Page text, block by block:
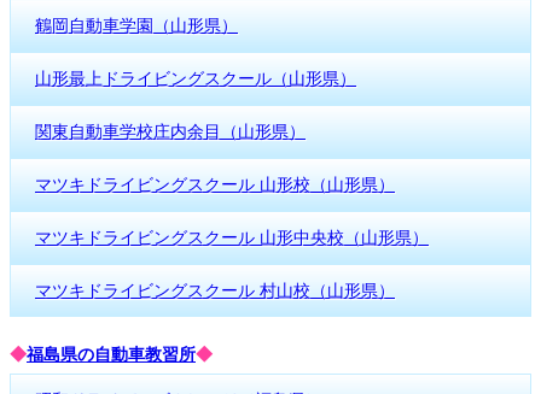
鶴岡自動車学園（山形県）
山形最上ドライビングスクール（山形県）
関東自動車学校庄内余目（山形県）
マツキドライビングスクール 山形校（山形県）
マツキドライビングスクール 山形中央校（山形県）
マツキドライビングスクール 村山校（山形県）
◆福島県の自動車教習所◆